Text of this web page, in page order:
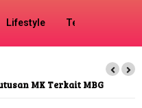
Lifestyle Tech
MK Terkait MBG